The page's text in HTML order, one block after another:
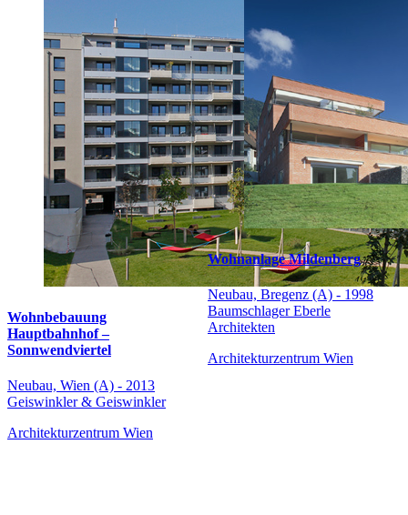
Wohnbebauung
Hauptbahnhof –
Sonnwendviertel
Neubau, Wien (A) - 2013
Geiswinkler & Geiswinkler
Architekturzentrum Wien
Wohnanlage Mildenberg
Neubau, Bregenz (A) - 1998
Baumschlager Eberle
Architekten
Architekturzentrum Wien